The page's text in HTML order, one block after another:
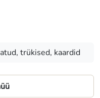
trükised, kaardid